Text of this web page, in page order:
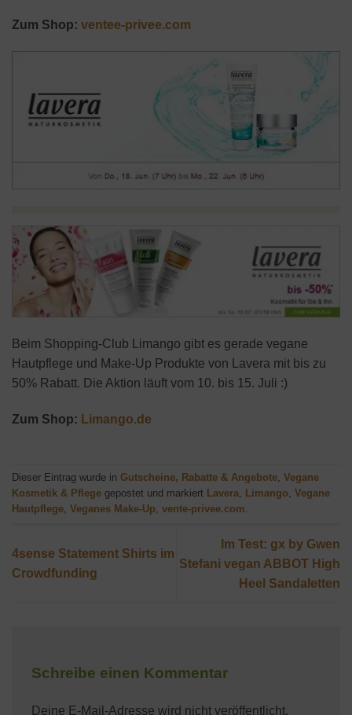
Zum Shop: ventee-privee.com
Beim Shopping-Club Limango gibt es gerade vegane
Hautpflege und Make-Up Produkte von Lavera mit bis zu
50% Rabatt. Die Aktion läuft vom 10. bis 15. Juli :)
Zum Shop: Limango.de
Dieser Eintrag wurde in Gutscheine, Rabatte & Angebote Vegane
Kosmetik & Pflege gepostet und markiert Lavera Limango Vegane
Hautpflege Veganes Make-Up vente-privee.com
4sense Statement Shirts im
Crowdfunding
Im Test: gx by Gwen
Stefani vegan ABBOT High
Heel Sandaletten
Schreibe einen Kommentar
Deine E-Mail-Adresse wird nicht veröffentlicht.